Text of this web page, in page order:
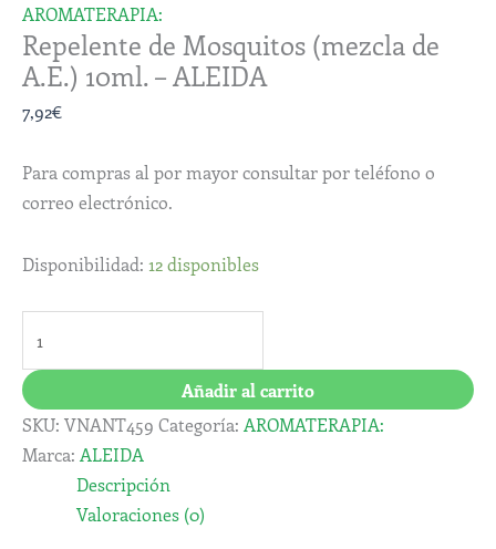
AROMATERAPIA:
Repelente de Mosquitos (mezcla de
A.E.) 10ml. – ALEIDA
7,92€
Para compras al por mayor consultar por teléfono o
correo electrónico.
Disponibilidad: 12 disponibles
Añadir al carrito
SKU: VNANT459 Categoría: AROMATERAPIA:
Marca: ALEIDA
Descripción
Valoraciones (0)